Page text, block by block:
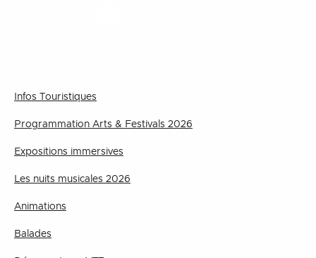
Infos Touristiques
Programmation Arts & Festivals 2026
Expositions immersives
Les nuits musicales 2026
Animations
Balades